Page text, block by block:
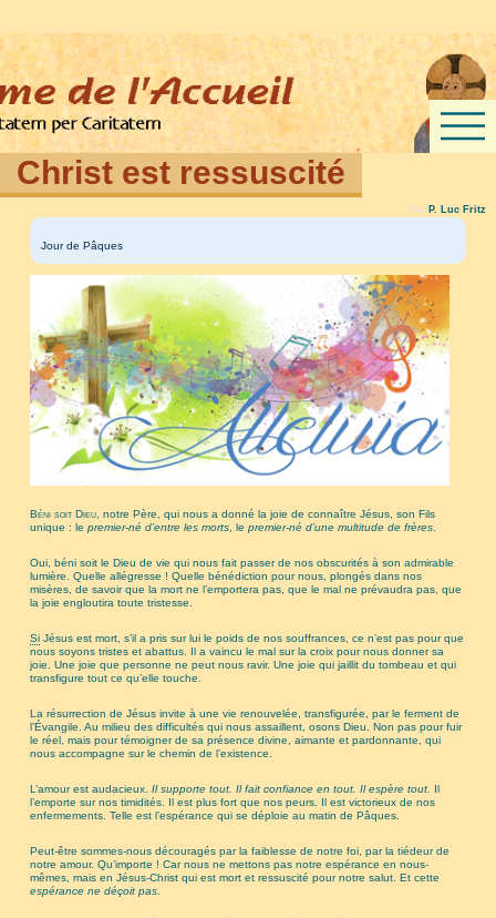
Christ est ressuscité
Par P. Luc Fritz
Jour de Pâques
Béni soit Dieu, notre Père, qui nous a donné la joie de connaître Jésus, son Fils
unique : le premier-né d’entre les morts, le premier-né d’une multitude de frères.
Oui, béni soit le Dieu de vie qui nous fait passer de nos obscurités à son admirable
lumière. Quelle allégresse ! Quelle bénédiction pour nous, plongés dans nos
misères, de savoir que la mort ne l’emportera pas, que le mal ne prévaudra pas, que
la joie engloutira toute tristesse.
SiJésus est mort, s’il a pris sur lui le poids de nos souffrances, ce n’est pas pour que
nous soyons tristes et abattus. Il a vaincu le mal sur la croix pour nous donner sa
joie. Une joie que personne ne peut nous ravir. Une joie qui jaillit du tombeau et qui
transfigure tout ce qu’elle touche.
La résurrection de Jésus invite à une vie renouvelée, transfigurée, par le ferment de
l’Évangile. Au milieu des difficultés qui nous assaillent, osons Dieu. Non pas pour fuir
le réel, mais pour témoigner de sa présence divine, aimante et pardonnante, qui
nous accompagne sur le chemin de l’existence.
L’amour est audacieux. Il supporte tout. Il fait confiance en tout. Il espère tout.
Il
l’emporte sur nos timidités. Il est plus fort que nos peurs. Il est victorieux de nos
enfermements. Telle est l’espérance qui se déploie au matin de Pâques.
Peut-être sommes-nous découragés par la faiblesse de notre foi, par la tiédeur de
notre amour. Qu’importe ! Car nous ne mettons pas notre espérance en nous-
mêmes, mais en Jésus-Christ qui est mort et ressuscité pour notre salut. Et cette
espérance ne déçoit pas.